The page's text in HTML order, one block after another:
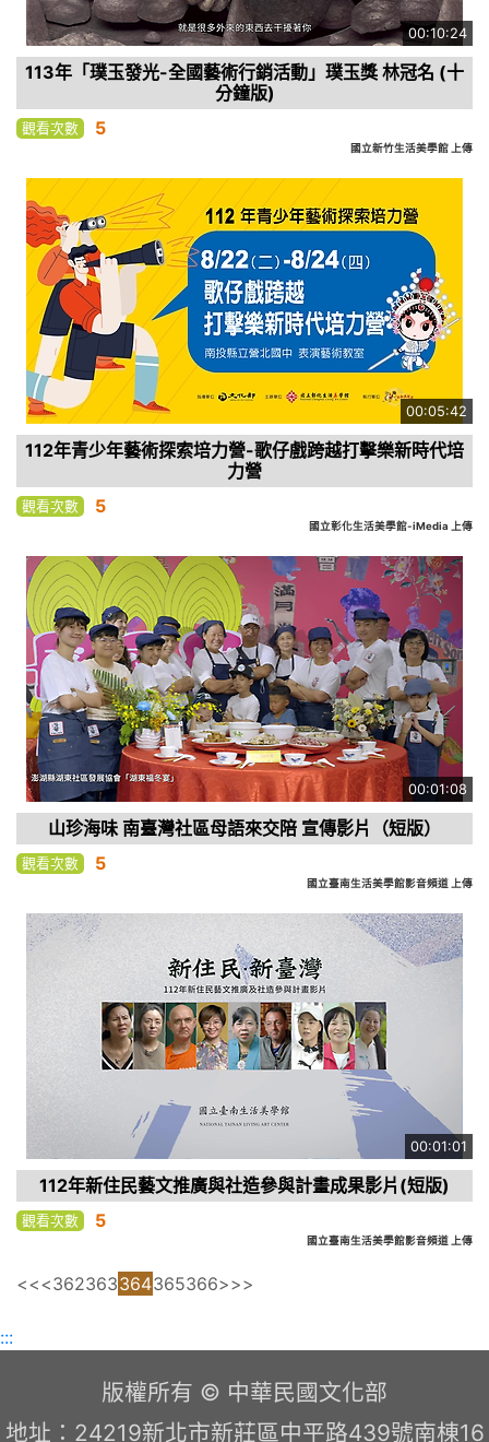
00:10:24
113年「璞玉發光-全國藝術行銷活動」璞玉獎 林冠名 (十
分鐘版)
觀看次數 5
國立新竹生活美學館 上傳
00:05:42
112年青少年藝術探索培力營-歌仔戲跨越打擊樂新時代培
力營
觀看次數 5
國立彰化生活美學館-iMedia 上傳
00:01:08
山珍海味 南臺灣社區母語來交陪 宣傳影片（短版）
觀看次數 5
國立臺南生活美學館影音頻道 上傳
00:01:01
112年新住民藝文推廣與社造參與計畫成果影片(短版)
觀看次數 5
國立臺南生活美學館影音頻道 上傳
<<<362363364365366>>>
:::
版權所有 © 中華民國文化部
地址：24219新北市新莊區中平路439號南棟16